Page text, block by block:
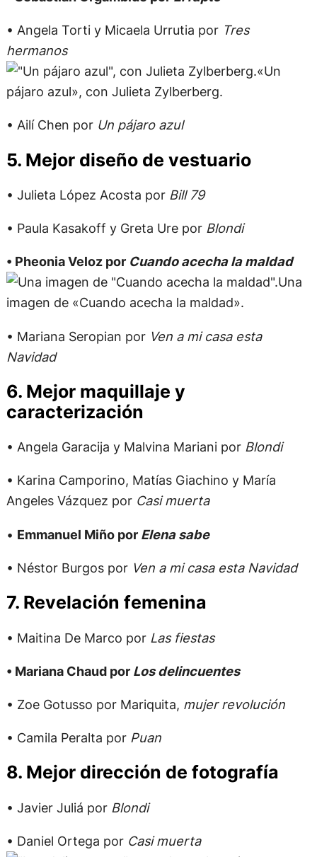
• Angela Torti y Micaela Urrutia por Tres
hermanos
«Un
pájaro azul», con Julieta Zylberberg.
• Ailí Chen por Un pájaro azul
5. Mejor diseño de vestuario
• Julieta López Acosta porBill 79
• Paula Kasakoff y Greta Ure por Blondi
• Pheonia Veloz por Cuando acecha la maldad
Una
imagen de «Cuando acecha la maldad».
• Mariana Seropian por Ven a mi casa esta
Navidad
6. Mejor maquillaje y
caracterización
• Angela Garacija y Malvina Mariani por Blondi
• Karina Camporino, Matías Giachino y María
Angeles Vázquez por Casi muerta
• Emmanuel Miño porElena sabe
• Néstor Burgos por Ven a mi casa esta Navidad
7. Revelación femenina
• Maitina De Marco por Las fiestas
• Mariana Chaud por Los delincuentes
• Zoe Gotusso por Mariquita, mujer revolución
• Camila Peralta por Puan
8. Mejor dirección de fotografía
• Javier Juliá por Blondi
• Daniel Ortega por Casi muerta